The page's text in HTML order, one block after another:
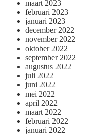
maart 2023
februari 2023
januari 2023
december 2022
november 2022
oktober 2022
september 2022
augustus 2022
juli 2022
juni 2022
mei 2022
april 2022
maart 2022
februari 2022
januari 2022